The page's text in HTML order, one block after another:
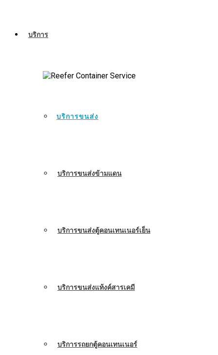
บริการ
บริการขนส่ง
บริการขนส่งข้ามแดน
บริการขนส่งตู้คอนเทนเนอร์เย็น
บริการขนส่งแท้งค์สารเคมี
บริการรถยกตู้คอนเทนเนอร์